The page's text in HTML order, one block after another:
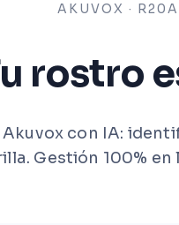
AKUVOX ·
rostro
con IA:
Gestión 100%